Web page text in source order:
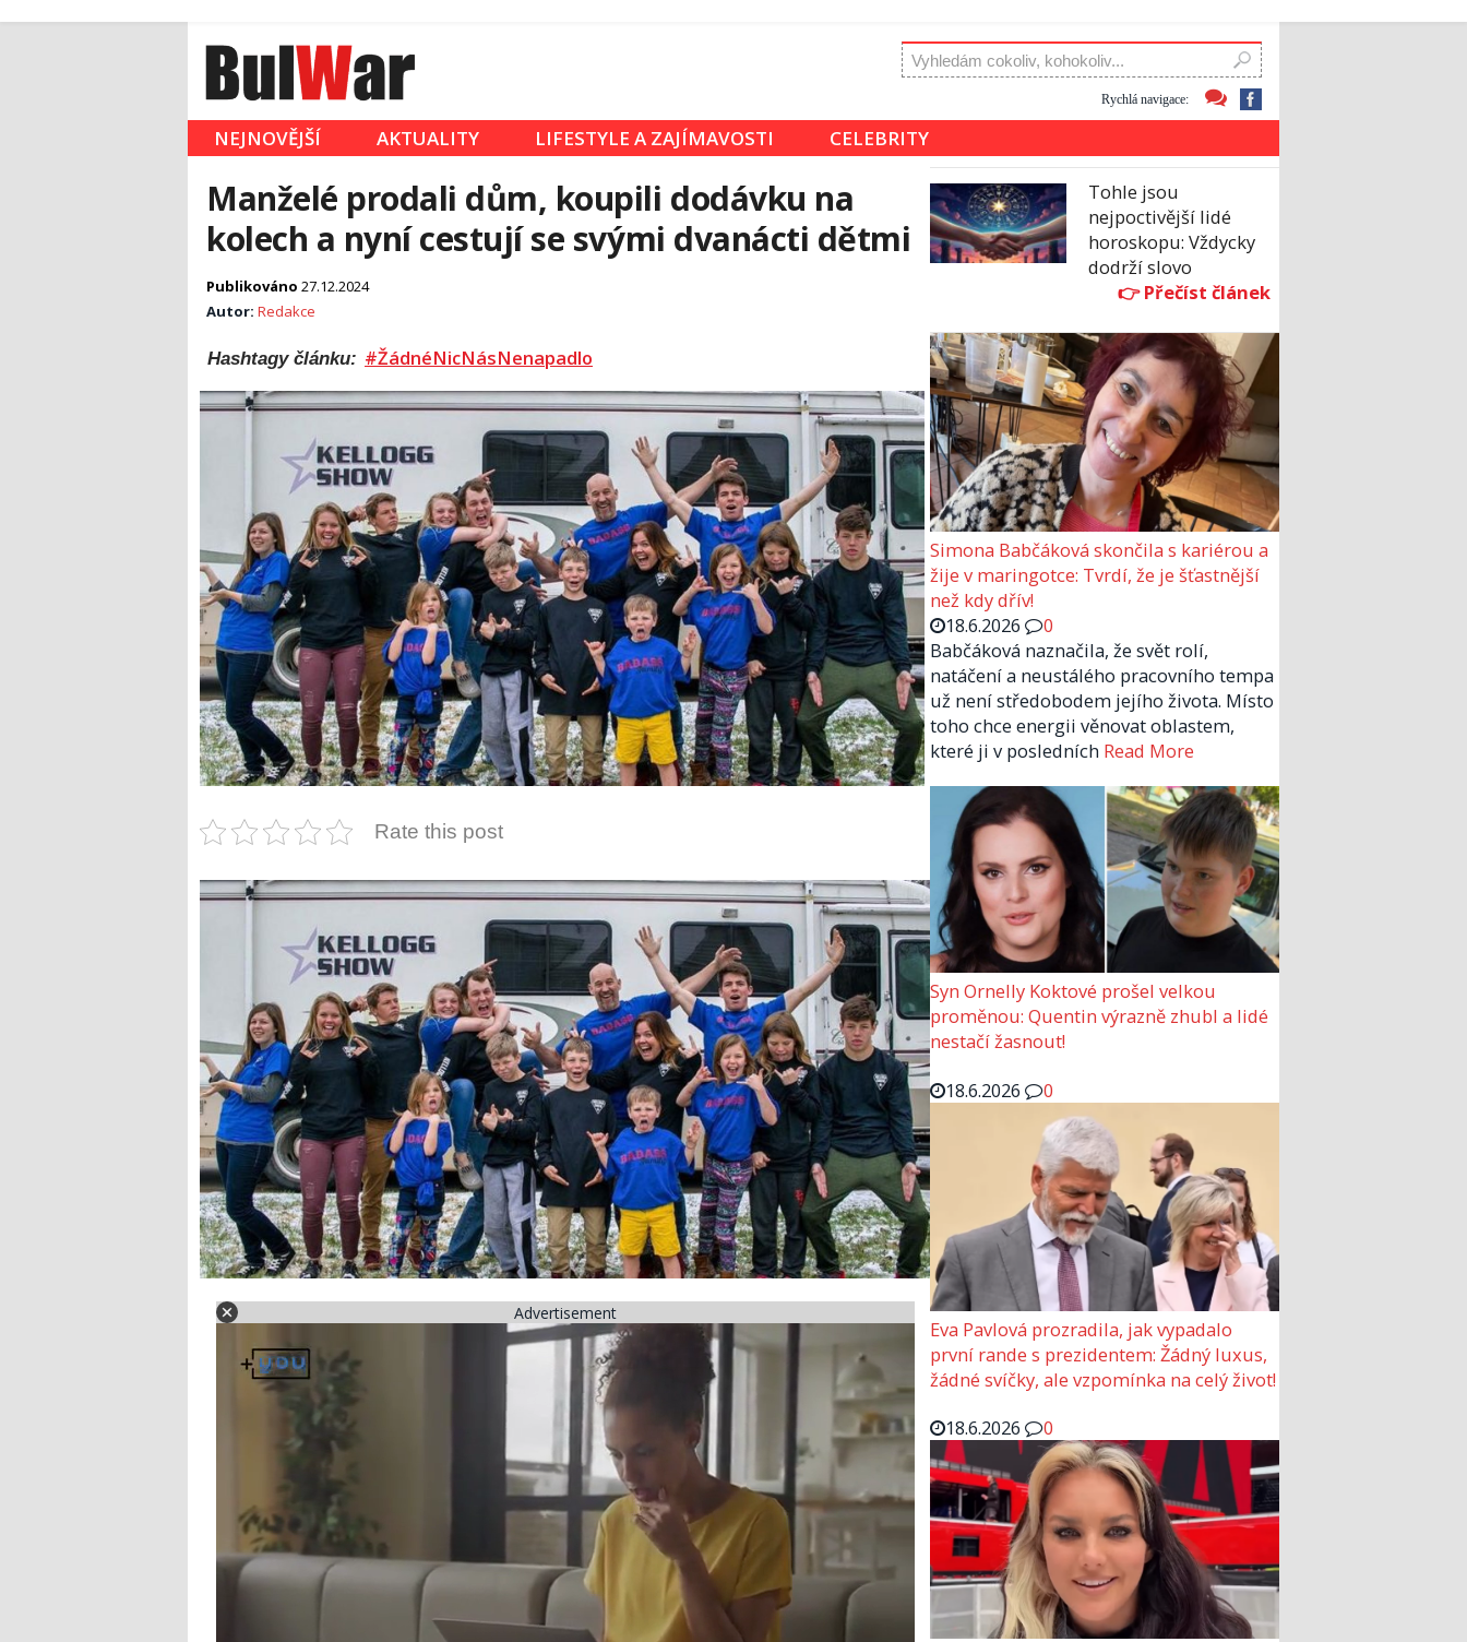
Rychlá navigace:
NEJNOVĚJŠÍ AKTUALITY LIFESTYLE A ZAJÍMAVOSTI CELEBRITY
Manželé prodali dům, koupili dodávku na
kolech a nyní cestují se svými dvanácti dětmi
Publikováno 27.12.2024
Autor: Redakce
Hashtagy článku: #ŽádnéNicNásNenapadlo
Rate this post
Advertisement
Tohle jsou
nejpoctivější lidé
horoskopu: Vždycky
dodrží slovo
Simona Babčáková skončila s kariérou a
žije v maringotce: Tvrdí, že je šťastnější
než kdy dřív!
18.6.2026
0
Babčáková naznačila, že svět rolí,
natáčení a neustálého pracovního tempa
už není středobodem jejího života. Místo
toho chce energii věnovat oblastem,
které ji v posledních Read More
Syn Ornelly Koktové prošel velkou
proměnou: Quentin výrazně zhubl a lidé
nestačí žasnout!
18.6.2026
0
Eva Pavlová prozradila, jak vypadalo
první rande s prezidentem: Žádný luxus,
žádné svíčky, ale vzpomínka na celý život!
18.6.2026
0